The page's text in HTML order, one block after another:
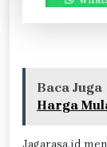
Baca Juga
Harga
Jagarasa.id